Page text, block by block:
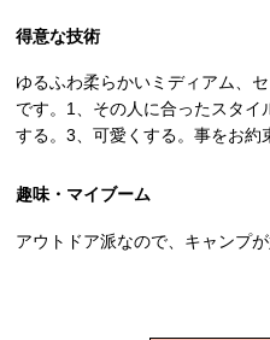
得意な技術
ゆるふわ柔らかいミディアム、
です。1、その人に合ったスタ
する。3、可愛くする。事をお約
趣味・マイブーム
アウトドア派なので、キャンプ